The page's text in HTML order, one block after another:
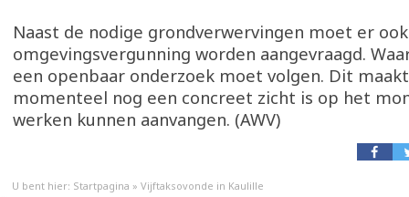
Naast de nodige grondverwervingen moet er
omgevingsvergunning worden aangevraagd.
een openbaar onderzoek moet volgen. Dit
momenteel nog een concreet zicht is op het
werken kunnen aanvangen. (AWV)
U bent hier: Startpagina » Vijftaksovonde in Kaulille